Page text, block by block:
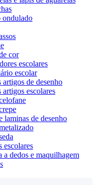
ondulado
cor
escolares
escolar
artigos de desenho
artigos escolares
laminas de desenho
escolares
a dedos e maquilhagem